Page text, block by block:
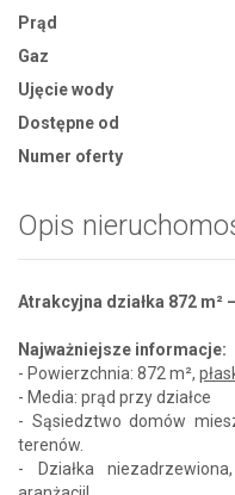
Prąd
Gaz
Ujęcie wody
Dostępne od
Numer oferty
Opis
Atrakcyjna działka 872 m²
Najważniejsze informacje:
- Powierzchnia: 872 m²,
- Media: prąd przy działce
- Sąsiedztwo domów
terenów.
- Działka